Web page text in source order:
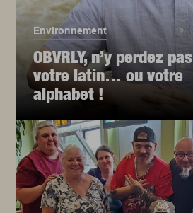
Environnement
OBVRLY, n’y perdez pas
votre latin… ou votre
alphabet !